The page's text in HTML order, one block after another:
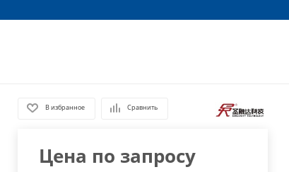
В избранное Сравнить
Цена по запросу